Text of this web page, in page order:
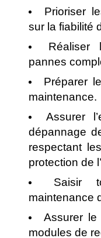
Prioriser
sur la fiabilité
pannes
Préparer
maintenance.
Assurer
dépannage
respectant
protection de
Saisir
maintenance
Assurer
modules de